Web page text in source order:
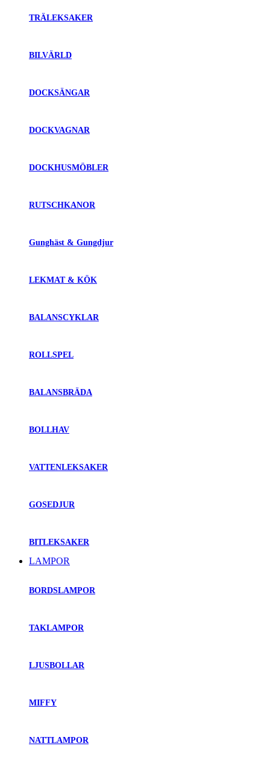
TRÄLEKSAKER
BILVÄRLD
DOCKSÄNGAR
DOCKVAGNAR
DOCKHUSMÖBLER
RUTSCHKANOR
Gunghäst & Gungdjur
LEKMAT & KÖK
BALANSCYKLAR
ROLLSPEL
BALANSBRÄDA
BOLLHAV
VATTENLEKSAKER
GOSEDJUR
BITLEKSAKER
LAMPOR
BORDSLAMPOR
TAKLAMPOR
LJUSBOLLAR
MIFFY
NATTLAMPOR